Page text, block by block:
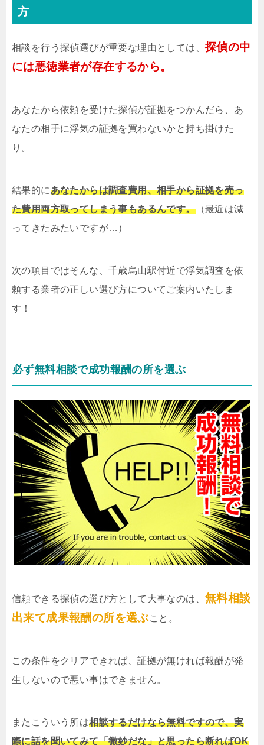
方
相談を行う探偵選びが重要な理由としては、 探偵の中
には悪徳業者が存在するから。
あなたから依頼を受けた探偵が証拠をつかんだら、あ
なたの相手に浮気の証拠を買わないかと持ち掛けた
り。
結果的にあなたからは調査費用、相手から証拠を売っ
た費用両方取ってしまう事もあるんです。（最近は減
ってきたみたいですが…）
次の項目ではそんな、千歳烏山駅付近で浮気調査を依
頼する業者の正しい選び方についてご案内いたしま
す！
必ず無料相談で成功報酬の所を選ぶ
信頼できる探偵の選び方として大事なのは、 無料相談
出来て成果報酬の所を選ぶこと。
この条件をクリアできれば、証拠が無ければ報酬が発
生しないので悪い事はできません。
またこういう所は相談するだけなら無料ですので、実
際に話を聞いてみて「微妙だな」と思ったら断ればOK